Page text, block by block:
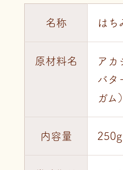
名称 はち
原材料名
アカ
バタ
ガム）
内容量 250g